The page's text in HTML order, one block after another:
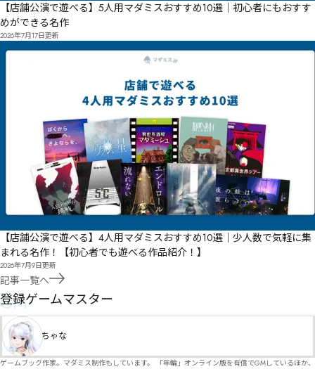
【店舗公演で遊べる】5人用マダミスおすすめ10選｜初心者にもおすす
めができる名作
2026年7月17日更新
【店舗公演で遊べる】4人用マダミスおすすめ10選｜少人数で気軽に集
まれる名作！【初心者でも遊べる作品紹介！】
2026年7月9日更新
記事一覧へ
GM
登録ゲームマスター
ちゃな
ゲームブック作家。マダミス制作もしています。 「年輪」オンライン版を有償でGMしているほか、